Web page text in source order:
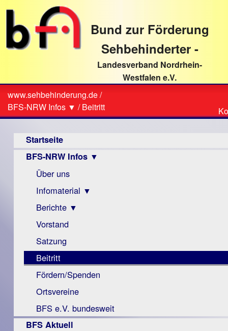
direkt
Textinhalt
Bund zur Förderung
Sehbehinderter -
Landesverband Nordrhein-
Westfalen e.V.
Sie
sind
hier
www.sehbehinderung.de/
BFS-NRW Infos ▼ /Beitritt
Startseite
BFS-NRW Infos ▼
Über uns
Infomaterial ▼
Visus
Zeitschrift
Monokular
Mac
Instagram-
Links
Berichte ▼
Archiv
Berichte
Vorstand
Satzung
Beitritt
Fördern/Spenden
Ortsvereine
BFS e.V. bundesweit
BFS Aktuell